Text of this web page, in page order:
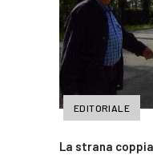
EDITORIALE
La strana coppia